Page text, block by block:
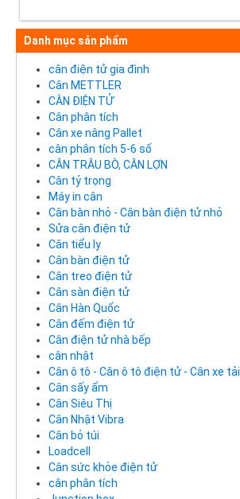
Danh mục sản phẩm
cân điện tử gia đình
Cân METTLER
CÂN ĐIỆN TỬ
Cân phân tích
Cân xe nâng Pallet
cân phân tích 5-6 số
CÂN TRÂU BÒ, CÂN LỢN
Cân tỷ trọng
Máy in cân
Cân bàn nhỏ - Cân bàn điện tử nhỏ
Sửa cân điện tử
Cân tiểu ly
Cân bàn điện tử
Cân treo điện tử
Cân sàn điện tử
Cân Hàn Quốc
Cân đếm điện tử
Cân điện tử nhà bếp
cân nhật
Cân ô tô - Cân ô tô điện tử - Cân xe tải
Cân sấy ẩm
Cân Siêu Thị
Cân Nhật Vibra
Cân bỏ túi
Loadcell
Cân sức khỏe điện tử
cân phân tích